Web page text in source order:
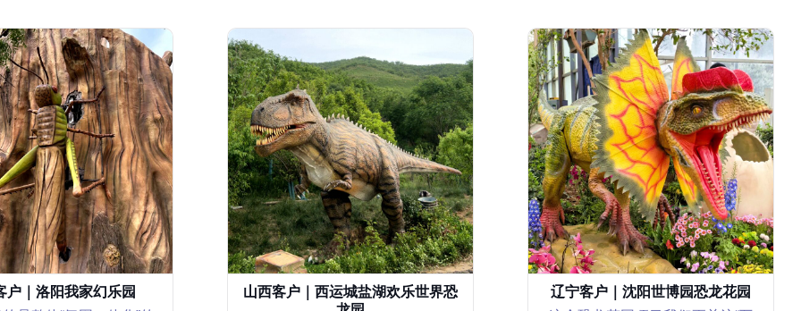
户｜洛阳我家幻乐园
山西客户｜西运城盐湖欢乐世界恐
辽宁客户｜沈阳世博园恐龙花园